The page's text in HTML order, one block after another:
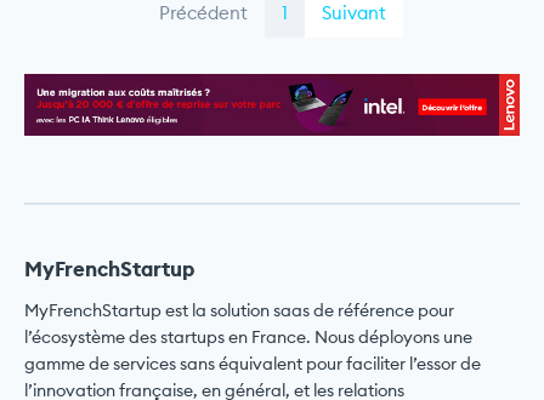
Précédent 1 Suivant
MyFrenchStartup
MyFrenchStartup est la solution saas de référence pour
l’écosystème des startups en France. Nous déployons une
gamme de services sans équivalent pour faciliter l’essor de
l’innovation française, en général, et les relations